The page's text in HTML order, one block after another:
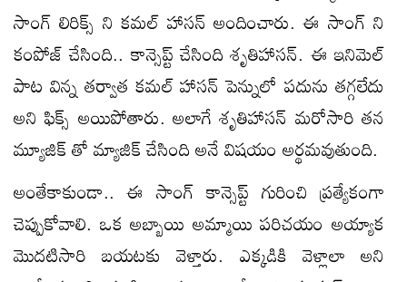
సాంగ్ లిరిక్స్ ని కమల్ హాసన్ అందించారు. ఈ సాంగ్ ని
కంపోజ్ చేసింది.. కాన్సెప్ట్ చేసింది శృతిహాసన్. ఈ ఇనిమెల్
పాట విన్న తర్వాత కమల్ హాసన్ పెన్నులో పదును తగ్గలేదు
అని ఫిక్స్ అయిపోతారు. అలాగే శృతిహాసన్ మరోసారి తన
మ్యూజిక్ తో మ్యాజిక్ చేసింది అనే విషయం అర్థమవుతుంది.
అంతేకాకుండా.. ఈ సాంగ్ కాన్సెప్ట్ గురించి ప్రత్యేకంగా
చెప్పుకోవాలి. ఒక అబ్బాయి అమ్మాయి పరిచయం అయ్యాక
మొదటిసారి బయటకు వెళ్తారు. ఎక్కడికి వెళ్లాలా అని